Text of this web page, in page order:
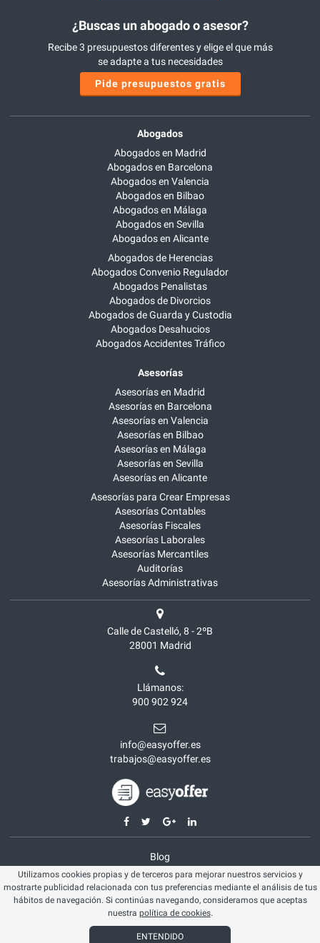
¿Buscas un abogado o asesor?
Recibe 3 presupuestos diferentes y elige el que más
se adapte a tus necesidades
Pide presupuestos gratis
Abogados
Abogados en Madrid
Abogados en Barcelona
Abogados en Valencia
Abogados en Bilbao
Abogados en Málaga
Abogados en Sevilla
Abogados en Alicante
Abogados de Herencias
Abogados Convenio Regulador
Abogados Penalistas
Abogados de Divorcios
Abogados de Guarda y Custodia
Abogados Desahucios
Abogados Accidentes Tráfico
Asesorías
Asesorías en Madrid
Asesorías en Barcelona
Asesorías en Valencia
Asesorías en Bilbao
Asesorías en Málaga
Asesorías en Sevilla
Asesorías en Alicante
Asesorías para Crear Empresas
Asesorías Contables
Asesorías Fiscales
Asesorías Laborales
Asesorías Mercantiles
Auditorías
Asesorías Administrativas
Calle de Castelló, 8 - 2ºB
28001 Madrid
Llámanos:
900 902 924
info@easyoffer.es
trabajos@easyoffer.es
Blog
Opiniones
Aviso legal
Política cookies
Utilizamos cookies propias y de terceros para mejorar nuestros servicios y
mostrarte publicidad relacionada con tus preferencias mediante el análisis de tus
hábitos de navegación. Si continúas navegando, consideramos que aceptas
nuestra política de cookies.
ENTENDIDO